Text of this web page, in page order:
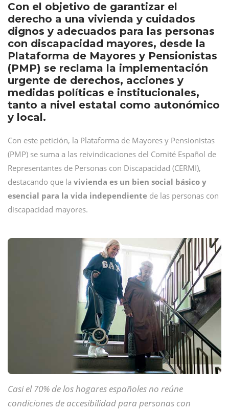
Con el objetivo de garantizar el
derecho a una vivienda y cuidados
dignos y adecuados para las personas
con discapacidad mayores, desde la
Plataforma de Mayores y Pensionistas
(PMP) se reclama la implementación
urgente de derechos, acciones y
medidas políticas e institucionales,
tanto a nivel estatal como autonómico
y local.
Con este petición, la Plataforma de Mayores y Pensionistas
(PMP) se suma a las reivindicaciones del Comité Español de
Representantes de Personas con Discapacidad (CERMI),
destacando que la vivienda es un bien social básico y
esencial para la vida independiente de las personas con
discapacidad mayores.
Casi el 70% de los hogares españoles no reúne
condiciones de accesibilidad para personas con